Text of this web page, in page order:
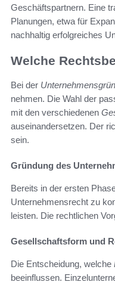
Geschäftspartnern. Eine
Planungen, etwa für
nachhaltig erfolgreiches
Welche
Bei der
nehmen. Die Wahl der
mit den verschiedenen
auseinandersetzen. Der
sein.
Gründung des
Bereits in der ersten
Unternehmensrecht zu
leisten. Die rechtlichen
Gesellschaftsform und
Die Entscheidung, welche
beeinflussen.